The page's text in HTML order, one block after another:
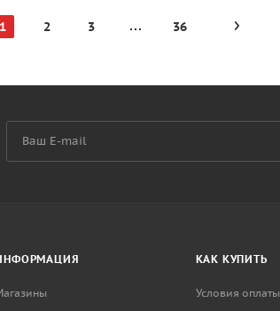
1 2 3 36
КАК КУПИТЬ
Условия оплаты